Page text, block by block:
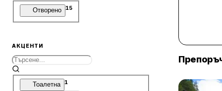
Отворено 15
АКЦЕНТИ
Тоалетна 1